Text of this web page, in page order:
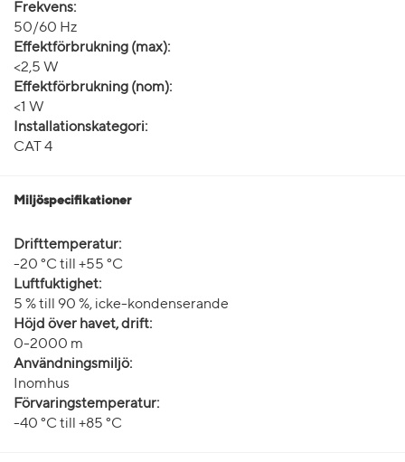
Frekvens:
50/60 Hz
Effektförbrukning (max):
<2,5 W
Effektförbrukning (nom):
<1 W
Installationskategori:
CAT 4
Miljöspecifikationer
Drifttemperatur:
-20 °C till +55 °C
Luftfuktighet:
5 % till 90 %, icke-kondenserande
Höjd över havet, drift:
0-2000 m
Användningsmiljö:
Inomhus
Förvaringstemperatur:
-40 °C till +85 °C